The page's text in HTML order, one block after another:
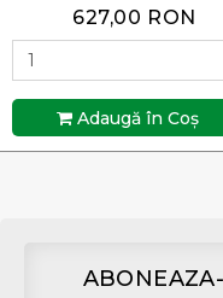
627,00 RON
Adaugă în Coş